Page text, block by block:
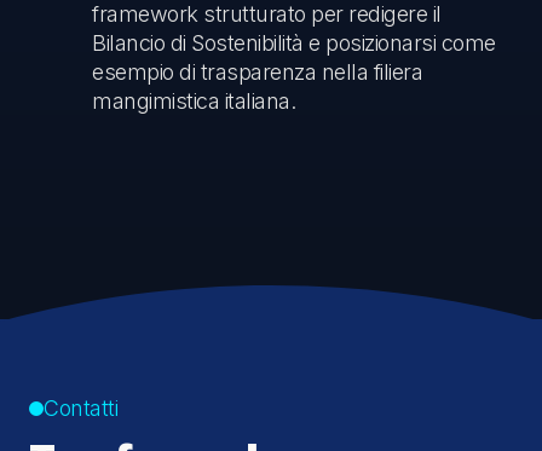
framework strutturato per redigere il
Bilancio di Sostenibilità e posizionarsi come
esempio di trasparenza nella filiera
mangimistica italiana.
Contatti